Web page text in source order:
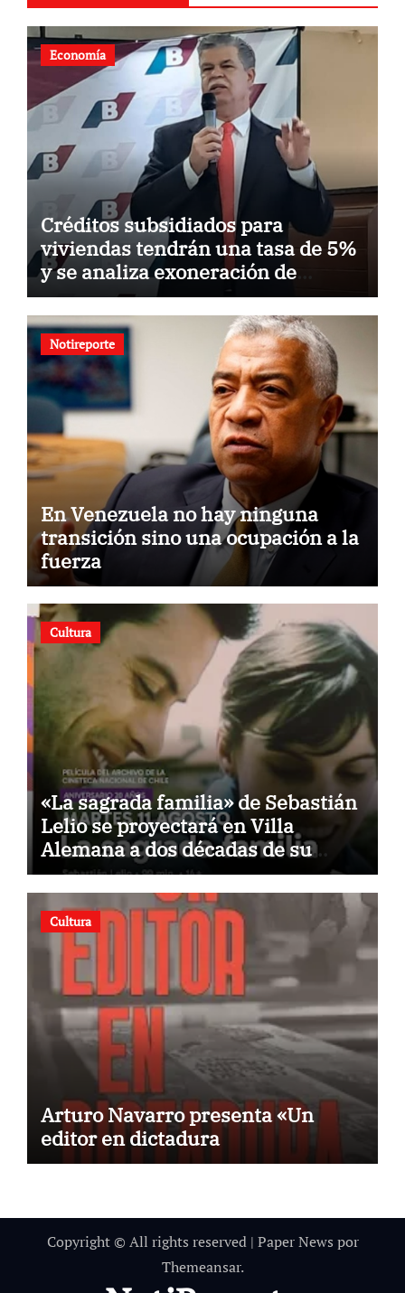
Economía
Créditos subsidiados para
viviendas tendrán una tasa de 5%
y se analiza exoneración de
aranceles
Notireporte
En Venezuela no hay ninguna
transición sino una ocupación a la
fuerza
Cultura
«La sagrada familia» de Sebastián
Lelio se proyectará en Villa
Alemana a dos décadas de su
estreno
Cultura
Arturo Navarro presenta «Un
editor en dictadura
Copyright © All rights reserved | Paper News por
Themeansar.